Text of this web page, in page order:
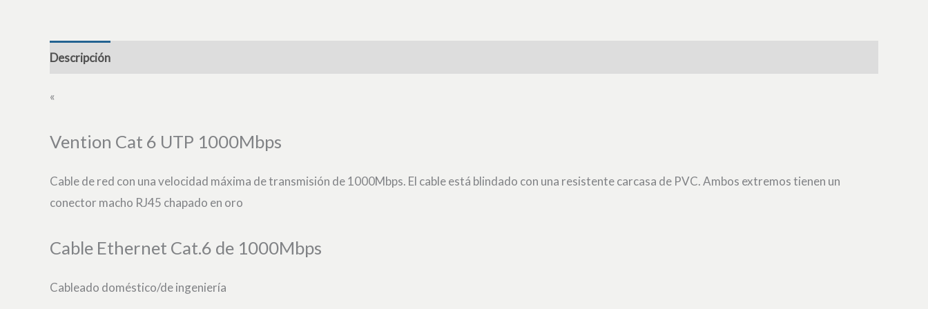
Descripción
«
Vention Cat 6 UTP 1000Mbps
Cable de red con una velocidad máxima de transmisión de 1000Mbps. El cable está blindado con una resistente carcasa de PVC. Ambos extremos tienen un
conector macho RJ45 chapado en oro
Cable Ethernet Cat.6 de 1000Mbps
Cableado doméstico/de ingeniería